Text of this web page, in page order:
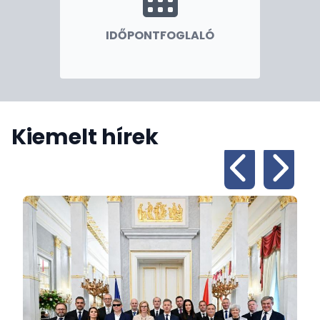
IDŐPONTFOGLALÓ
Kiemelt hírek